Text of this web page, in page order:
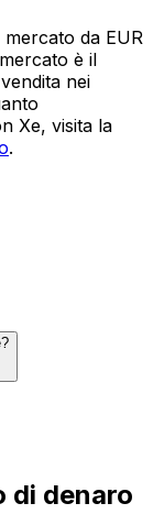
da EUR
è il
nei
Xe, visita la
.
di denaro